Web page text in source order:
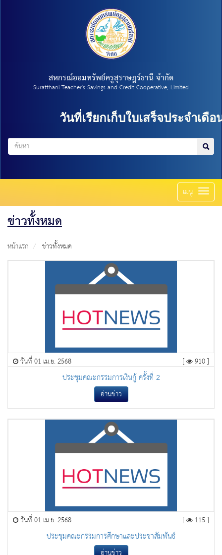
สหกรณ์ออมทรัพย์ครูสุราษฎร์ธานี จำกัด
Suratthani Teacher's Savings and Credit Cooperative, Limited
วันที่เรียกเก็บใบเสร็จประจำเดือน กร
เมนู Toggle
ข่าวทั้งหมด
หน้าแรก ข่าวทั้งหมด
วันที่ 01 เม.ย. 2568 [ 910 ]
ประชุมคณะกรรมการเงินกู้ ครั้งที่ 2
อ่านข่าว
วันที่ 01 เม.ย. 2568 [ 115 ]
ประชุมคณะกรรมการศึกษาและประชาสัมพันธ์